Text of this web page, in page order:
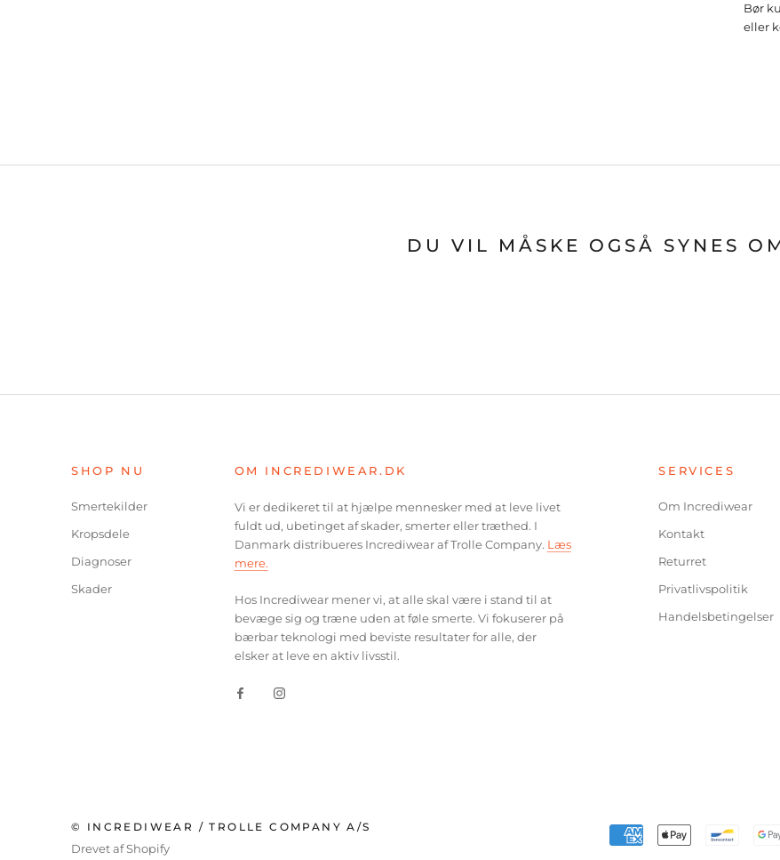
Bør
eller
DU VIL MÅSKE OGSÅ SYNES
SHOP NU
Smertekilder
Kropsdele
Diagnoser
Skader
OM INCREDIWEAR.DK
Vi er dedikeret til at hjælpe mennesker med at leve livet
fuldt ud, ubetinget af skader, smerter eller træthed. I
Danmark distribueres Incrediwear af Trolle Company. Læs
mere.
Hos Incrediwear mener vi, at alle skal være i stand til at
bevæge sig og træne uden at føle smerte. Vi fokuserer på
bærbar teknologi med beviste resultater for alle, der
elsker at leve en aktiv livsstil.
SERVICES
Om Incrediwear
Kontakt
Returret
Privatlivspolitik
Handelsbetingelser
© INCREDIWEAR / TROLLE COMPANY A/S
Drevet af Shopify